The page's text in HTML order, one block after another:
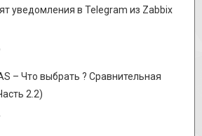
уведомления в Telegram из Zabbix
– Что выбрать ? Сравнительная
2.2)